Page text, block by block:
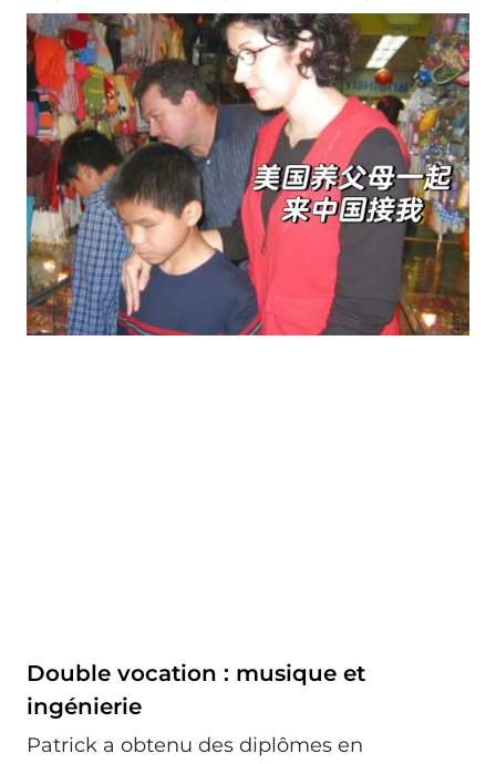
Double vocation : musique et
ingénierie
Patrick a obtenu des diplômes en